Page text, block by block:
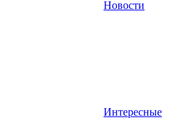
Новости
Интересные